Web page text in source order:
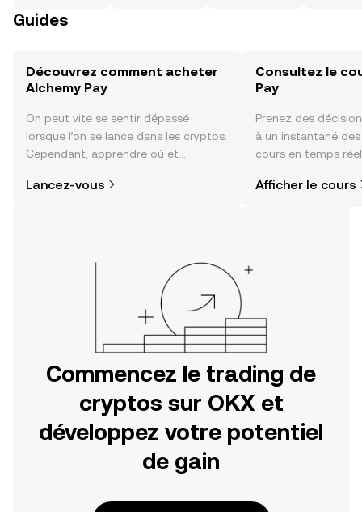
Guides
Découvrez comment acheter
Alchemy Pay
On peut vite se sentir dépassé
lorsque l’on se lance dans les cryptos.
Cependant, apprendre où et
plus simple que vous ne l’imaginez.
Lancez-vous
Consultez le
Pay
Prenez des
à un instantané
cours en temps
actualités et bien
Afficher le cours
Commencez le trading de
cryptos sur OKX et
développez votre potentiel
de gain